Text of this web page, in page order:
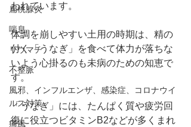
扁桃腺炎
喘息
リウマチ
不整脈
風邪、インフルエンザ、感染症、コロナウイ
ルス対策
痛風
われています。
体調を崩しやすい土用の時期は、精の
付く「うなぎ」を食べて体力が落ちな
いよう心掛るのも未病のための知恵で
す。
「うなぎ」には、たんぱく質や疲労回
復に役立つビタミンB2などが多くまれ